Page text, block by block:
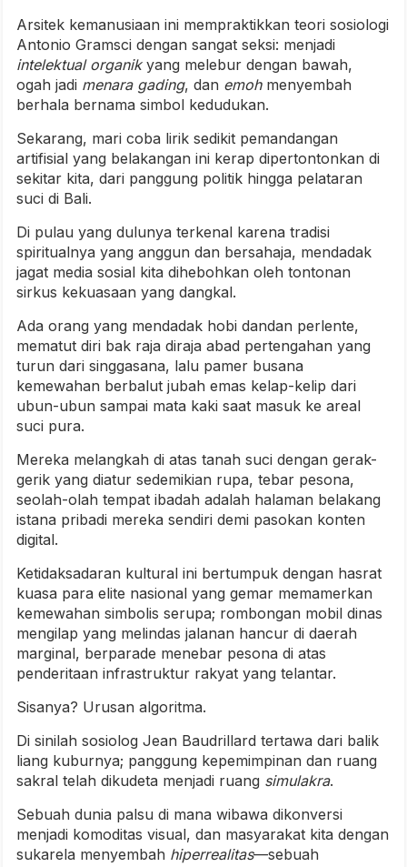
Arsitek kemanusiaan ini mempraktikkan teori sosiologi
Antonio Gramsci dengan sangat seksi: menjadi
intelektual organikyang melebur dengan bawah,
ogah jadi menara gading, dan emoh menyembah
berhala bernama simbol kedudukan.
Sekarang, mari coba lirik sedikit pemandangan
artifisial yang belakangan ini kerap dipertontonkan di
sekitar kita, dari panggung politik hingga pelataran
suci di Bali.
Di pulau yang dulunya terkenal karena tradisi
spiritualnya yang anggun dan bersahaja, mendadak
jagat media sosial kita dihebohkan oleh tontonan
sirkus kekuasaan yang dangkal.
Ada orang yang mendadak hobi dandan perlente,
mematut diri bak raja diraja abad pertengahan yang
turun dari singgasana, lalu pamer busana
kemewahan berbalut jubah emas kelap-kelip dari
ubun-ubun sampai mata kaki saat masuk ke areal
suci pura.
Mereka melangkah di atas tanah suci dengan gerak-
gerik yang diatur sedemikian rupa, tebar pesona,
seolah-olah tempat ibadah adalah halaman belakang
istana pribadi mereka sendiri demi pasokan konten
digital.
Ketidaksadaran kultural ini bertumpuk dengan hasrat
kuasa para elite nasional yang gemar memamerkan
kemewahan simbolis serupa; rombongan mobil dinas
mengilap yang melindas jalanan hancur di daerah
marginal, berparade menebar pesona di atas
penderitaan infrastruktur rakyat yang telantar.
Sisanya? Urusan algoritma.
Di sinilah sosiolog Jean Baudrillard tertawa dari balik
liang kuburnya; panggung kepemimpinan dan ruang
sakral telah dikudeta menjadi ruang simulakra.
Sebuah dunia palsu di mana wibawa dikonversi
menjadi komoditas visual, dan masyarakat kita dengan
sukarela menyembah hiperrealitas—sebuah